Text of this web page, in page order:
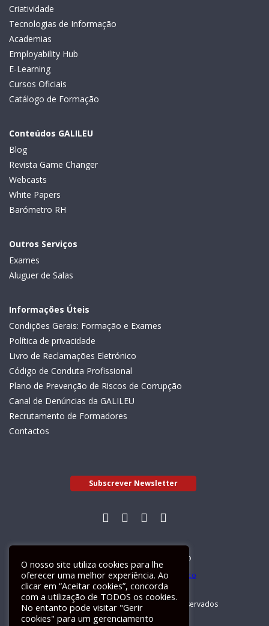
Criatividade
Tecnologias de Informação
Academias
Employability Hub
E-Learning
Cursos Oficiais
Catálogo de Formação
Conteúdos GALILEU
Blog
Revista Game Changer
Webcasts
White Papers
Barómetro RH
Outros Serviços
Exames
Aluguer de Salas
Informações Úteis
Condições Gerais: Formação e Exames
Política de privacidade
Livro de Reclamações Eletrónico
Código de Conduta Profissional
Plano de Prevenção de Riscos de Corrupção
Canal de Denúncias da GALILEU
Recrutamento de Formadores
Contactos
Subscrever Newsletter
Livro de Reclamações Electrónico
GALILEU 2026 © Todos os direitos reservados
O nosso site utiliza cookies para lhe
oferecer uma melhor experiência. Ao
clicar em “Aceitar cookies”, concorda
com a utilização de TODOS os cookies.
No entanto pode visitar "Gerir
cookies" para um gerenciamento